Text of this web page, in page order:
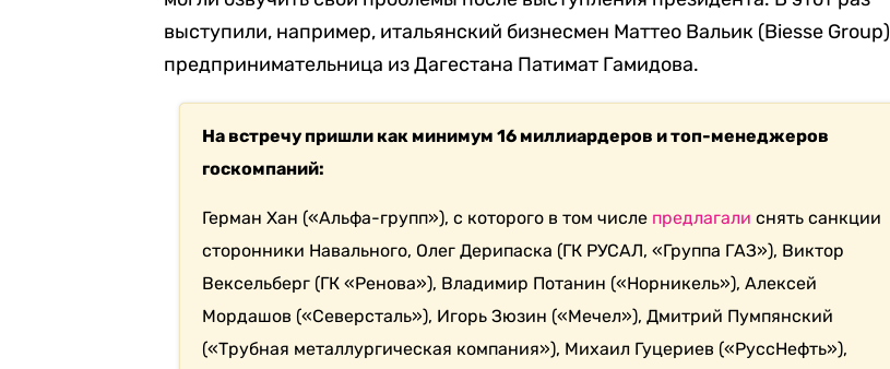
выступили, например, итальянский бизнесмен Маттео Вальик (Biesse Group)
предпринимательница из Дагестана Патимат Гамидова.
На встречу пришли как минимум 16 миллиардеров и топ-менеджеров
госкомпаний:
Герман Хан («Альфа-групп»), с которого в том числе предлагали снять санкции
сторонники Навального, Олег Дерипаска (ГК РУСАЛ, «Группа ГАЗ»), Виктор
Вексельберг (ГК «Ренова»), Владимир Потанин («Норникель»), Алексей
Мордашов («Северсталь»), Игорь Зюзин («Мечел»), Дмитрий Пумпянский
(«Трубная металлургическая компания»), Михаил Гуцериев («РуссНефть»),